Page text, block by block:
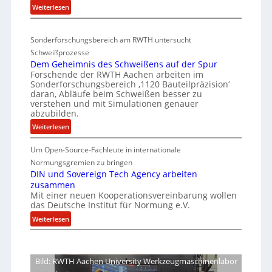
i
c
h
e
e
i
t
s
h
p
n
e
k
l
e
i
u
n
g
e
e
ff
e
r
i
G
l
e
n
z
w
i
r
d
A
e
a
V
i
c
e
e
Weiterlesen:
D
e
p
L
ü
b
e
r
n
i
t
M
i
x
h
a
Sonderforschungsbereich am RWTH untersucht
Schweißprozesse
Dem Geheimnis des Schweißens auf der Spur
Forschende der RWTH Aachen arbeiten im
Sonderforschungsbereich ‚1120 Bauteilpräzision‘
daran, Abläufe beim Schweißen besser zu
verstehen und mit Simulationen genauer
abzubilden.
Weiterlesen:
D
e
m
G
e
h
e
i
m
i
s
Um Open-Source-Fachleute in internationale
Normungsgremien zu bringen
DIN und Sovereign Tech Agency arbeiten
zusammen
Mit einer neuen Kooperationsvereinbarung wollen
das Deutsche Institut für Normung e.V.
Weiterlesen:
D
N
u
Bild: RWTH Aachen University Werkzeugmaschinenlabor